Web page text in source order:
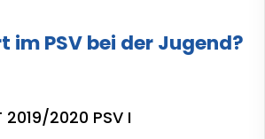
im PSV bei der Jugend?
2019/2020 PSV I